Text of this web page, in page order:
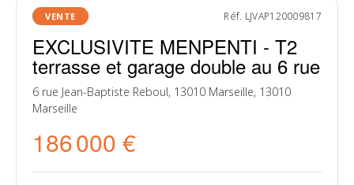
VENTE Réf. LJVAP120009817
EXCLUSIVITE MENPENTI - T2
terrasse et garage double au 6 rue
6 rue Jean-Baptiste Reboul, 13010 Marseille, 13010
Marseille
186 000 €
SOUS
PROMESSE